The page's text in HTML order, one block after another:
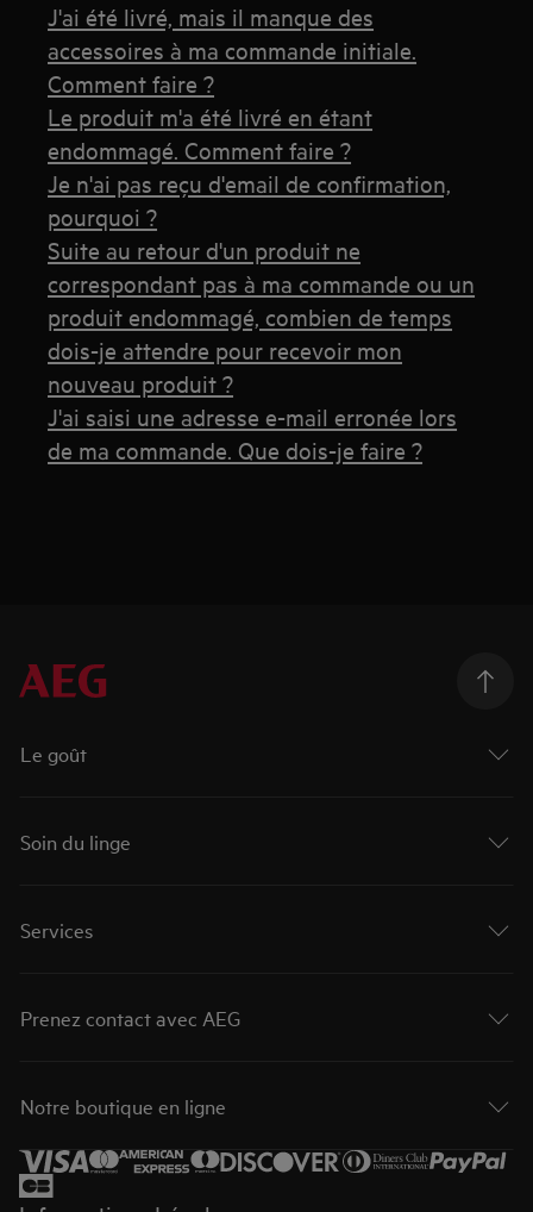
J'ai été livré, mais il manque des
accessoires à ma commande initiale.
Comment faire ?
Le produit m'a été livré en étant
endommagé. Comment faire ?
Je n'ai pas reçu d'email de confirmation,
pourquoi ?
Suite au retour d'un produit ne
correspondant pas à ma commande ou un
produit endommagé, combien de temps
dois-je attendre pour recevoir mon
nouveau produit ?
J'ai saisi une adresse e-mail erronée lors
de ma commande. Que dois-je faire ?
Le goût
Soin du linge
Services
Prenez contact avec AEG
Notre boutique en ligne